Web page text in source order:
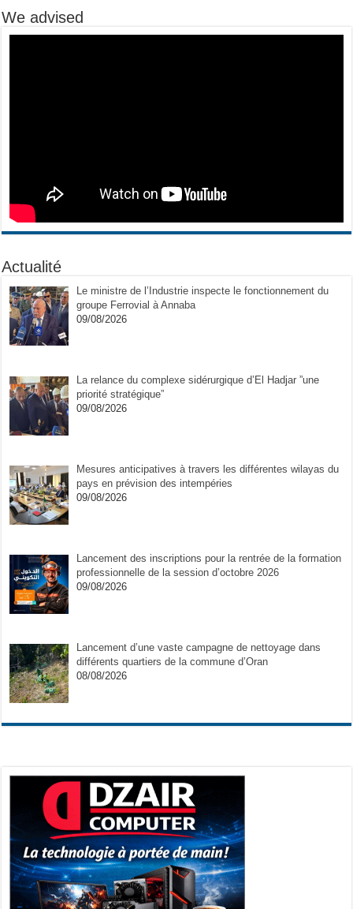
We advised
Actualité
Le ministre de l’Industrie inspecte le fonctionnement du
groupe Ferrovial à Annaba
09/08/2026
La relance du complexe sidérurgique d’El Hadjar ”une
priorité stratégique”
09/08/2026
Mesures anticipatives à travers les différentes wilayas du
pays en prévision des intempéries
09/08/2026
Lancement des inscriptions pour la rentrée de la formation
professionnelle de la session d’octobre 2026
09/08/2026
Lancement d’une vaste campagne de nettoyage dans
différents quartiers de la commune d’Oran
08/08/2026